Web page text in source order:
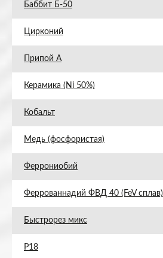
Баббит Б-50
Цирконий
Припой А
Керамика (Ni 50%)
Кобальт
Медь (фосфористая)
Феррониобий
Феррованнадий ФВД 40 (FeV сплав)
Быстрорез микс
Р18